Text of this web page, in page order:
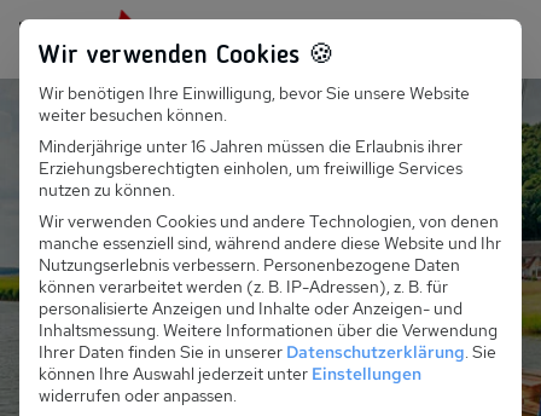
Persönlich für dich da: +49 251 899 050
Suchfeld
Suchen
Ferienhäuser und
Ferienwohnungen für
deine Auszeit am See
Natur, Erholung und Wasserspaß – genieße deinen
Urlaub am See ganz entspannt in einer gemütlichen
Ferienwohnung.
Wir verwenden Cookies 🍪
Wir benötigen Ihre Einwilligung, bevor Sie unsere Website
weiter besuchen können.
Minderjährige unter 16 Jahren müssen die Erlaubnis ihrer
Erziehungsberechtigten einholen, um freiwillige Services
nutzen zu können.
Wir verwenden Cookies und andere Technologien, von denen
manche essenziell sind, während andere diese Website und Ihr
Nutzungserlebnis verbessern. Personenbezogene Daten
können verarbeitet werden (z. B. IP-Adressen), z. B. für
personalisierte Anzeigen und Inhalte oder Anzeigen- und
Inhaltsmessung. Weitere Informationen über die Verwendung
Ihrer Daten finden Sie in unserer Datenschutzerklärung. Sie
können Ihre Auswahl jederzeit unter Einstellungen
widerrufen oder anpassen.